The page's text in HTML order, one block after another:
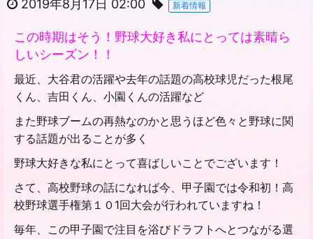
2019年8月17日 02:00
新着情報
この時期はそう！野球大好き私にとっては素晴ら
しいシーズン！！
最近、大谷君の活躍や去年の話題の高校球児だった根尾
くん、吉田くん、小園くんの活躍など
また野球ブームの再熱なのかと思うほど色々と野球に関
する話題が出ることが多く
野球大好きな私にとって喜ばしいことでございます！
さて、高校野球の話になれば今、甲子園では令和初！高
校野球選手権第１０1回大会が行われていますね！
毎年、この甲子園で注目を浴びドラフトへとつながる選